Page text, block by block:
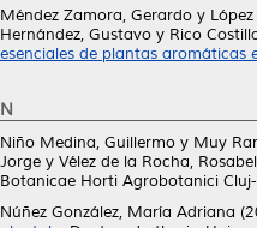
Méndez Zamora, Gerardo y
Hernández, Gustavo y Rico
esenciales de plantas aromáticas
N
Niño Medina, Guillermo y Muy
Jorge y Vélez de la Rocha, Rosabel
Botanicae Horti Agrobotanici
Núñez González, María Adriana